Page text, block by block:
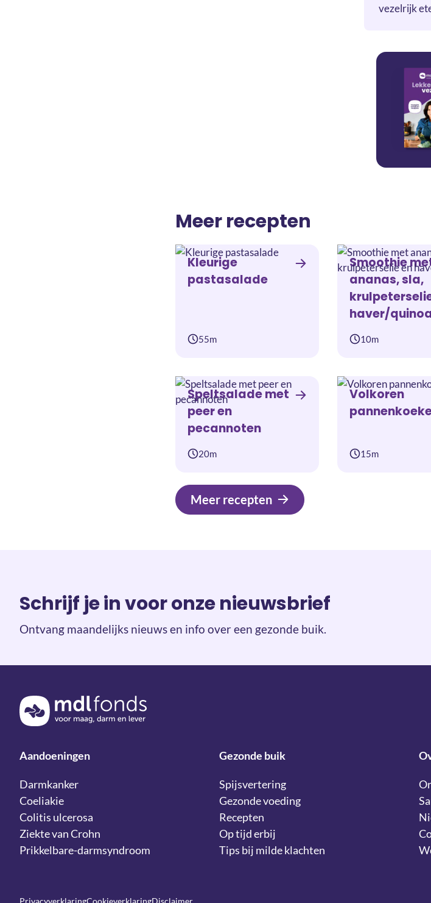
vezelrijk
Meer recepten
Kleurige
pastasalade
55m
Smoothie
ananas, sla,
haver/
10m
Speltsalade met
peer en
pecannoten
20m
Volkoren
15m
Meer recepten
Schrijf je in voor onze nieuwsbrief
Ontvang maandelijks nieuws en info over een gezonde buik.
Terug naar de homepage
Aandoeningen
Darmkanker
Coeliakie
Colitis ulcerosa
Ziekte van Crohn
Prikkelbare-darmsyndroom
Gezonde buik
Spijsvertering
Gezonde voeding
Recepten
Op tijd erbij
Tips bij milde klachten